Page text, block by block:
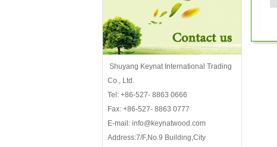
Shuyang Keynat International Trading
Co., Ltd.
Tel: +86-527- 8863 0666
Fax: +86-527- 8863 0777
E-mail: info@keynatwood.com
Address:7/F,No.9 Building,City